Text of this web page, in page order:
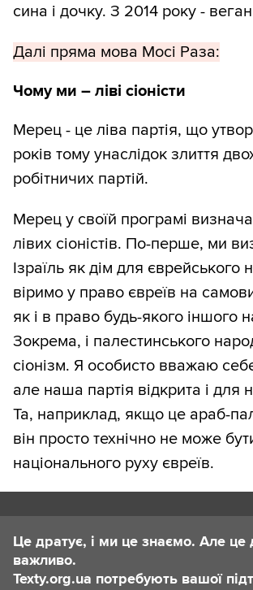
сина і дочку. З 2014 року -
Далі пряма мова Мосі Раза:
Чому ми – ліві сіоністи
Мерец - це ліва партія, що
років тому унаслідок злиття
робітничих партій.
Мерец у своїй програмі
лівих сіоністів. По-перше, ми
Ізраїль як дім для єврейського
віримо у право євреїв на
як і в право будь-якого іншого
Зокрема, і палестинського
сіонізм. Я особисто вважаю
але наша партія відкрита і для
Та, наприклад, якщо це араб-
він просто технічно не може
національного руху євреїв.
Це дратує, і ми це знаємо. Але це
важливо.
Texty.org.ua потребують вашої